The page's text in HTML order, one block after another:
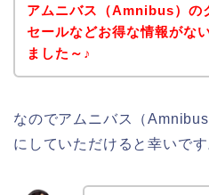
アムニバス（Amnibus）の
セールなどお得な情報がな
ました～♪
なのでアムニバス（
にしていただけると幸いです